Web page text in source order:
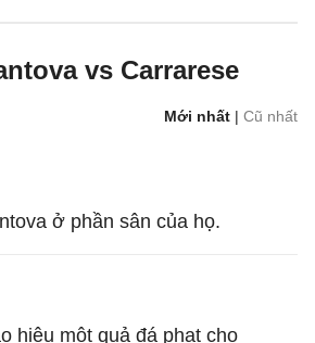
vs Carrarese
Mới nhất | Cũ nhất
ở phần sân của họ.
hiệu một quả đá phạt cho